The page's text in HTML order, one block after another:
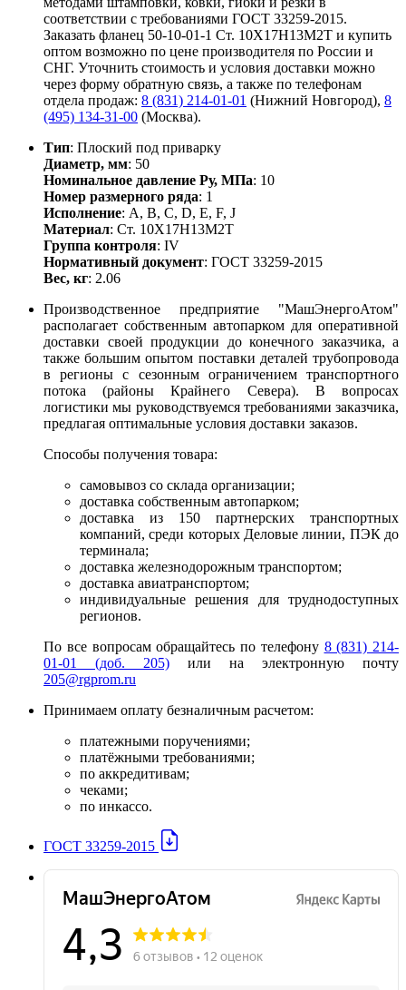
соответствии с требованиями ГОСТ 33259-2015.
Заказать фланец 50-10-01-1 Ст. 10Х17Н13М2Т и купить
оптом возможно по цене производителя по России и
СНГ. Уточнить стоимость и условия доставки можно
через форму обратную связь, а также по телефонам
отдела продаж: 8 (831) 214-01-01 (Нижний Новгород), 8
(495) 134-31-00 (Москва).
Тип: Плоский под приварку
Диаметр, мм: 50
Номинальное давление Ру, МПа: 10
Номер размерного ряда: 1
Исполнение: A, B, С, D, E, F, J
Материал: Ст. 10Х17Н13М2Т
Группа контроля: IV
Нормативный документ: ГОСТ 33259-2015
Вес, кг: 2.06
Производственное предприятие "МашЭнергоАтом"
располагает собственным автопарком для оперативной
доставки своей продукции до конечного заказчика, а
также большим опытом поставки деталей трубопровода
в регионы с сезонным ограничением транспортного
потока (районы Крайнего Севера). В вопросах
логистики мы руководствуемся требованиями заказчика,
предлагая оптимальные условия доставки заказов.
Способы получения товара:
самовывоз со склада организации;
доставка собственным автопарком;
доставка из 150 партнерских транспортных
компаний, среди которых Деловые линии, ПЭК до
терминала;
доставка железнодорожным транспортом;
доставка авиатранспортом;
индивидуальные решения для труднодоступных
регионов.
По все вопросам обращайтесь по телефону 8 (831) 214-
01-01 (доб. 205) или на электронную почту
205@rgprom.ru
Принимаем оплату безналичным расчетом:
платежными поручениями;
платёжными требованиями;
по аккредитивам;
чеками;
по инкассо.
ГОСТ 33259-2015